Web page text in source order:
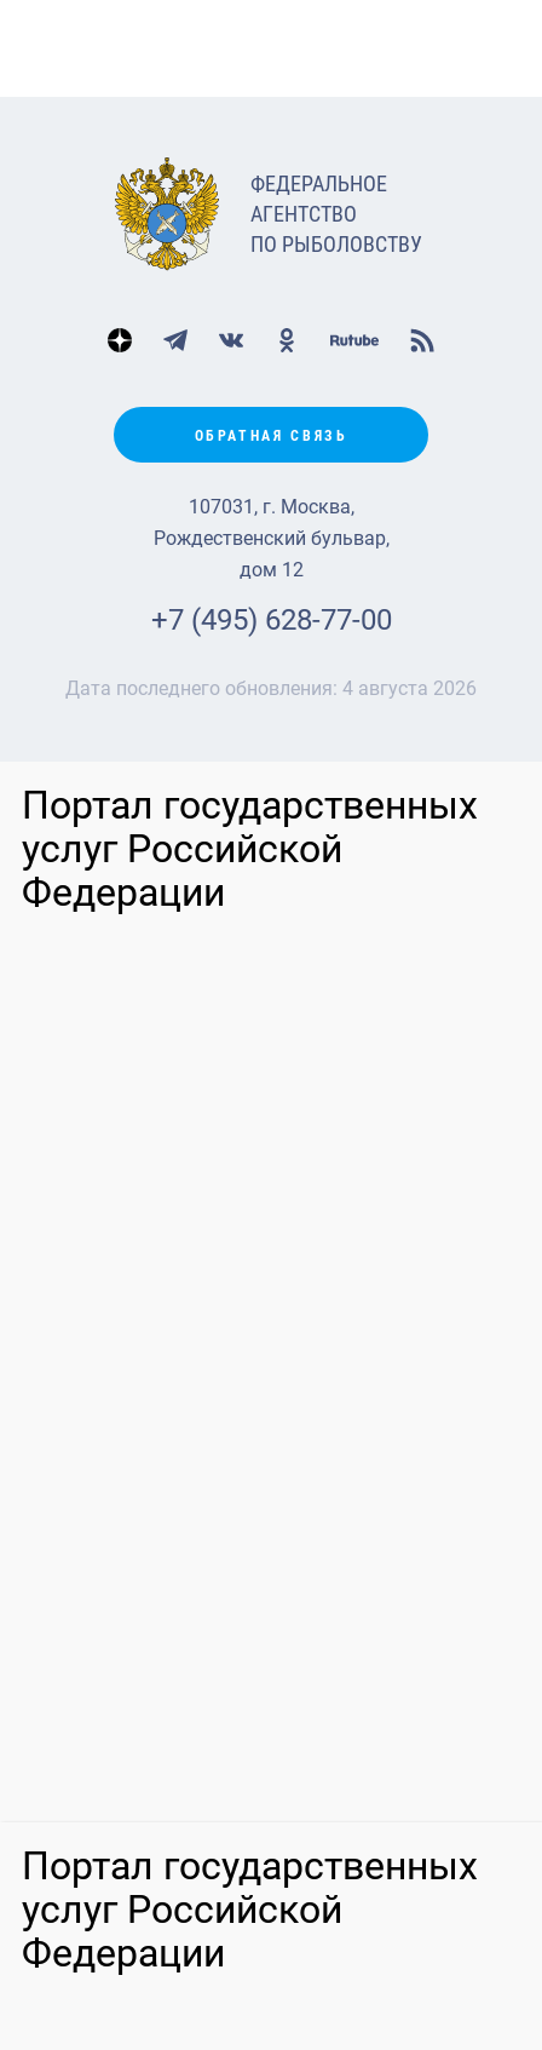
ФЕДЕРАЛЬНОЕ
АГЕНТСТВО
ПО РЫБОЛОВСТВУ
ОБРАТНАЯ СВЯЗЬ
107031, г. Москва,
Рождественский бульвар,
дом 12
+7 (495) 628-77-00
Дата последнего обновления: 4 августа 2026
Портал государственных
услуг Российской
Федерации
Портал государственных
услуг Российской
Федерации